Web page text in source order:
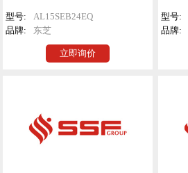
型号:
AL15SEB24EQ
品牌:
东芝
立即询价
型号:
品牌: